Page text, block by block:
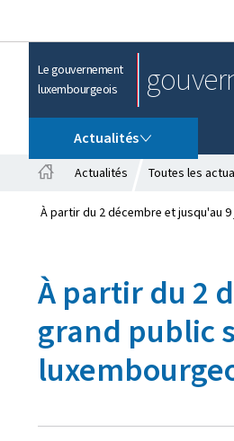
Le gouvernement
luxembourgeois
Actualités
c
l
Actualités Toutes les
À partir du 2 décembre et jusqu'au
À partir du 2
grand public